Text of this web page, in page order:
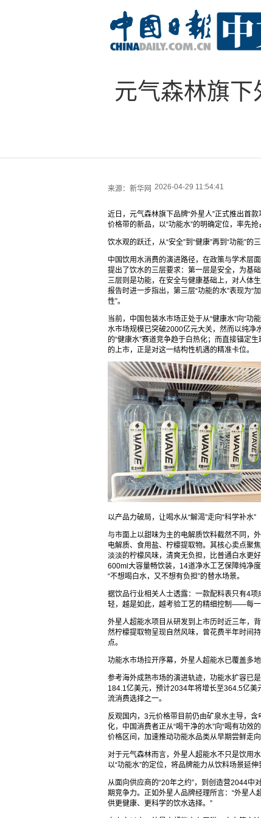
元气森林旗
来源： 新华网 2026-04-29 11:54:41
近日，元气森林旗下品牌“外星人”正式推出首
价格带的新品，以“功能水”的明确定位，率先抢
饮水观的跃迁，从“安全”到“健康”再到“功能”的
中国饮用水消费的演进路径，在政策与学术层
提出了饮水的三层要求：第一层是安全，为基
三层则是功能，在安全与健康基础上，对人体
报告时进一步指出，第三层“功能的水”表现为
性”。
当前，中国包装水市场正处于从“健康水”向“功
水市场规模已突破2000亿元大关，然而以纯净
的“健康水”赛道竞争趋于白热化；而直接锚定
的上市，正是对这一结构性机遇的精准卡位。
以产品力破局，让喝水从“解渴”走向“科学补水”
与市面上以甜味为主的电解质饮料截然不同，
电解质、食用盐、柠檬提取物。其核心卖点聚
淡淡的柠檬风味，清爽无负担，比普通白水更
600ml大容量畅饮装，14道净水工艺保障纯净
“不想喝白水，又不想有负担”的替水场景。
据饮品行业相关人士透露：一款配料表只有4
轻，越是如此，越考验工艺的精细控制——每一
外星人超能水项目从研发到上市历时近三年，
然柠檬提取物呈现自然风味，曾花费半年时间
点。
功能水市场拉开序幕，外星人超能水已覆盖多
参考海外成熟市场的演进轨迹，功能水扩容已
184.1亿美元，预计2034年将增长至364.5亿
流消费选择之一。
反观国内，3元价格带目前仍由矿泉水主导，
化，中国消费者正从“喝干净的水”向“喝有功
价格区间，加速推动功能水品类从早期尝鲜走向
对于元气森林而言，外星人超能水不只是饮用
以“功能水”的定位，将品牌能力从饮料场景延
从面向供应商的“20年之约”，到创造营2044
期竞争力。正如外星人品牌经理所言：“外星
供更健康、更科学的饮水选择。”